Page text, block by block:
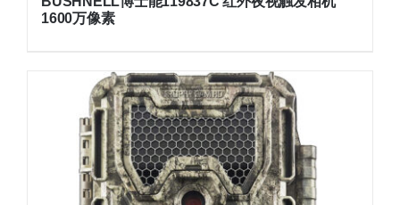
1600万像素